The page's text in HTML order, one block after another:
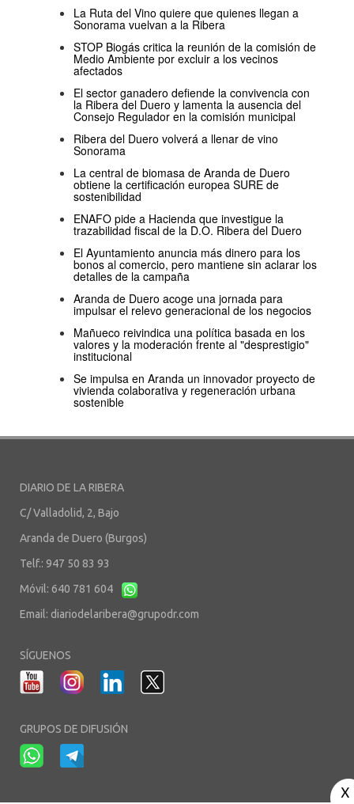
La Ruta del Vino quiere que quienes llegan a
Sonorama vuelvan a la Ribera
STOP Biogás critica la reunión de la comisión de
Medio Ambiente por excluir a los vecinos
afectados
El sector ganadero defiende la convivencia con
la Ribera del Duero y lamenta la ausencia del
Consejo Regulador en la comisión municipal
Ribera del Duero volverá a llenar de vino
Sonorama
La central de biomasa de Aranda de Duero
obtiene la certificación europea SURE de
sostenibilidad
ENAFO pide a Hacienda que investigue la
trazabilidad fiscal de la D.O. Ribera del Duero
El Ayuntamiento anuncia más dinero para los
bonos al comercio, pero mantiene sin aclarar los
detalles de la campaña
Aranda de Duero acoge una jornada para
impulsar el relevo generacional de los negocios
Mañueco reivindica una política basada en los
valores y la moderación frente al "desprestigio"
institucional
Se impulsa en Aranda un innovador proyecto de
vivienda colaborativa y regeneración urbana
sostenible
DIARIO DE LA RIBERA
C/ Valladolid, 2, Bajo
Aranda de Duero (Burgos)
Telf.: 947 50 83 93
Móvil: 640 781 604
Email: diariodelaribera@grupodr.com
SÍGUENOS
GRUPOS DE DIFUSIÓN